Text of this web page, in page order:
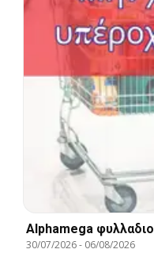
Alphamega φυλλαδιο
30/07/2026- 06/08/2026